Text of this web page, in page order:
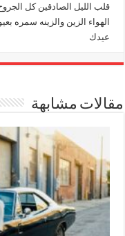
قلب الليل الصادقين كل الجروح
الهواء الزين والزينه سمره
عيدك
مقالات مشابهة